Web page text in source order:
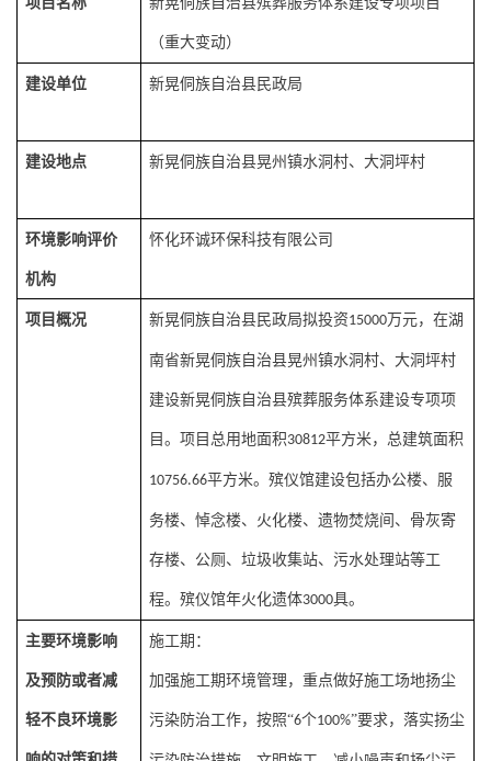
（重大变动）
建设单位 新晃侗族自治县民政局
建设地点 新晃侗族自治县晃州镇水洞村、大洞坪村
环境影响评价
机构
怀化环诚环保科技有限公司
项目概况 新晃侗族自治县民政局拟投资15000万元，在湖
南省新晃侗族自治县晃州镇水洞村、大洞坪村
建设新晃侗族自治县殡葬服务体系建设专项项
目。项目总用地面积30812平方米，总建筑面积
10756.66平方米。殡仪馆建设包括办公楼、服
务楼、悼念楼、火化楼、遗物焚烧间、骨灰寄
存楼、公厕、垃圾收集站、污水处理站等工
程。殡仪馆年火化遗体3000具。
主要环境影响
及预防或者减
轻不良环境影
施工期：
加强施工期环境管理，重点做好施工场地扬尘
污染防治工作，按照“6个100%”要求，落实扬尘